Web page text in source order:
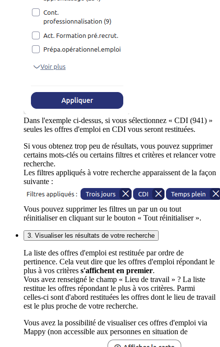
Dans l'exemple ci-dessus, si vous sélectionnez « CDI (941) »
seules les offres d'emploi en CDI vous seront restituées.
Si vous obtenez trop peu de résultats, vous pouvez supprimer
certains mots-clés ou certains filtres et critères et relancer votre
recherche.
Les filtres appliqués à votre recherche apparaissent de la façon
suivante :
Vous pouvez supprimer les filtres un par un ou tout
réinitialiser en cliquant sur le bouton « Tout réinitialiser ».
3. Visualiser les résultats de votre recherche
La liste des offres d'emploi est restituée par ordre de
pertinence. Cela veut dire que les offres d'emploi répondant le
plus à vos critères s'affichent en premier.
Vous avez renseigné le champ « Lieu de travail » ? La liste
restitue les offres répondant le plus à vos critères. Parmi
celles-ci sont d'abord restituées les offres dont le lieu de travail
est le plus proche de votre recherche.
Vous avez la possibilité de visualiser ces offres d'emploi via
Mappy (non accessible aux personnes en situation de